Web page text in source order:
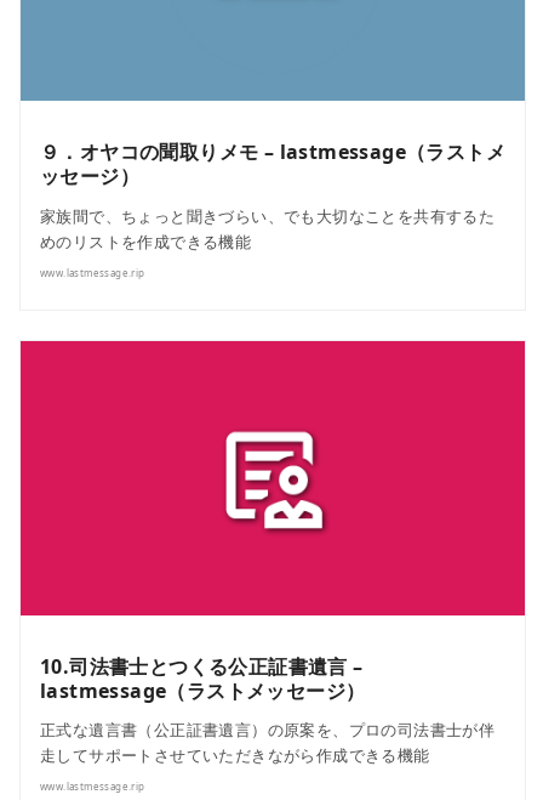
９．オヤコの聞取りメモ – lastmessage（ラストメ
ッセージ）
家族間で、ちょっと聞きづらい、でも大切なことを共有するた
めのリストを作成できる機能
www.lastmessage.rip
10.司法書士とつくる公正証書遺言 –
lastmessage（ラストメッセージ）
正式な遺言書（公正証書遺言）の原案を、プロの司法書士が伴
走してサポートさせていただきながら作成できる機能
www.lastmessage.rip